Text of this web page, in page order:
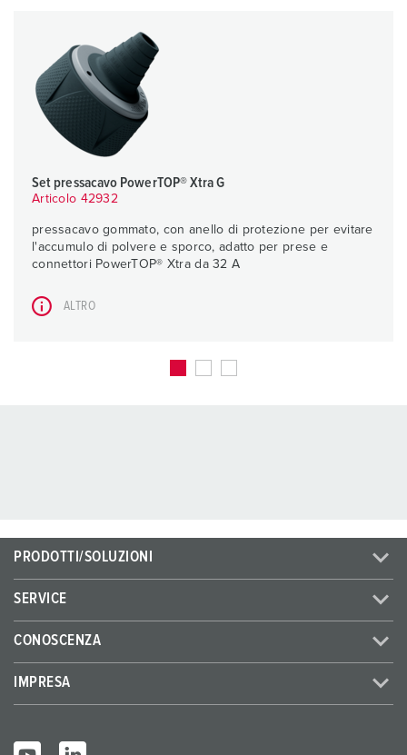
Set pressacavo PowerTOP® Xtra G
Articolo 42932
pressacavo gommato, con anello di protezione per evitare
l'accumulo di polvere e sporco, adatto per prese e
connettori PowerTOP® Xtra da 32 A
ALTRO
PRODOTTI/SOLUZIONI
SERVICE
CONOSCENZA
IMPRESA